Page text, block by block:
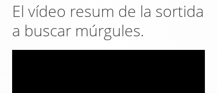
El vídeo resum de la sortida
a buscar múrgules.